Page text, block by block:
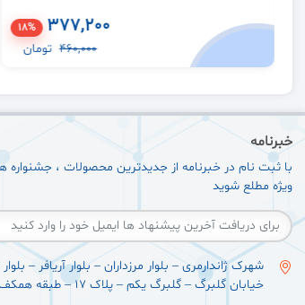
377,200
18%
460,000 تومان
خبرنامه
با ثبت نام در خبرنامه از جدیدترین محصولات ،
ویژه مطلع شوید
شهرک ژاندارمری – بلوار مرزداران – بلوار آریافر –
خیابان گلبرگ – گلبرگ یکم – پلاک ۱۷ – طبقه همکف